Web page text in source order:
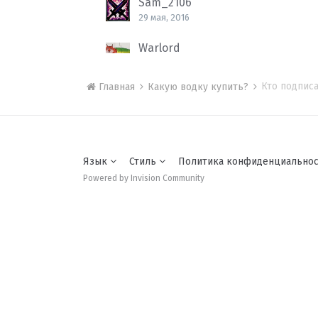
29 мая, 2016
Warlord
Главная Какую водку купить? Кто
Язык Стиль Политика
Powered by Invision Community